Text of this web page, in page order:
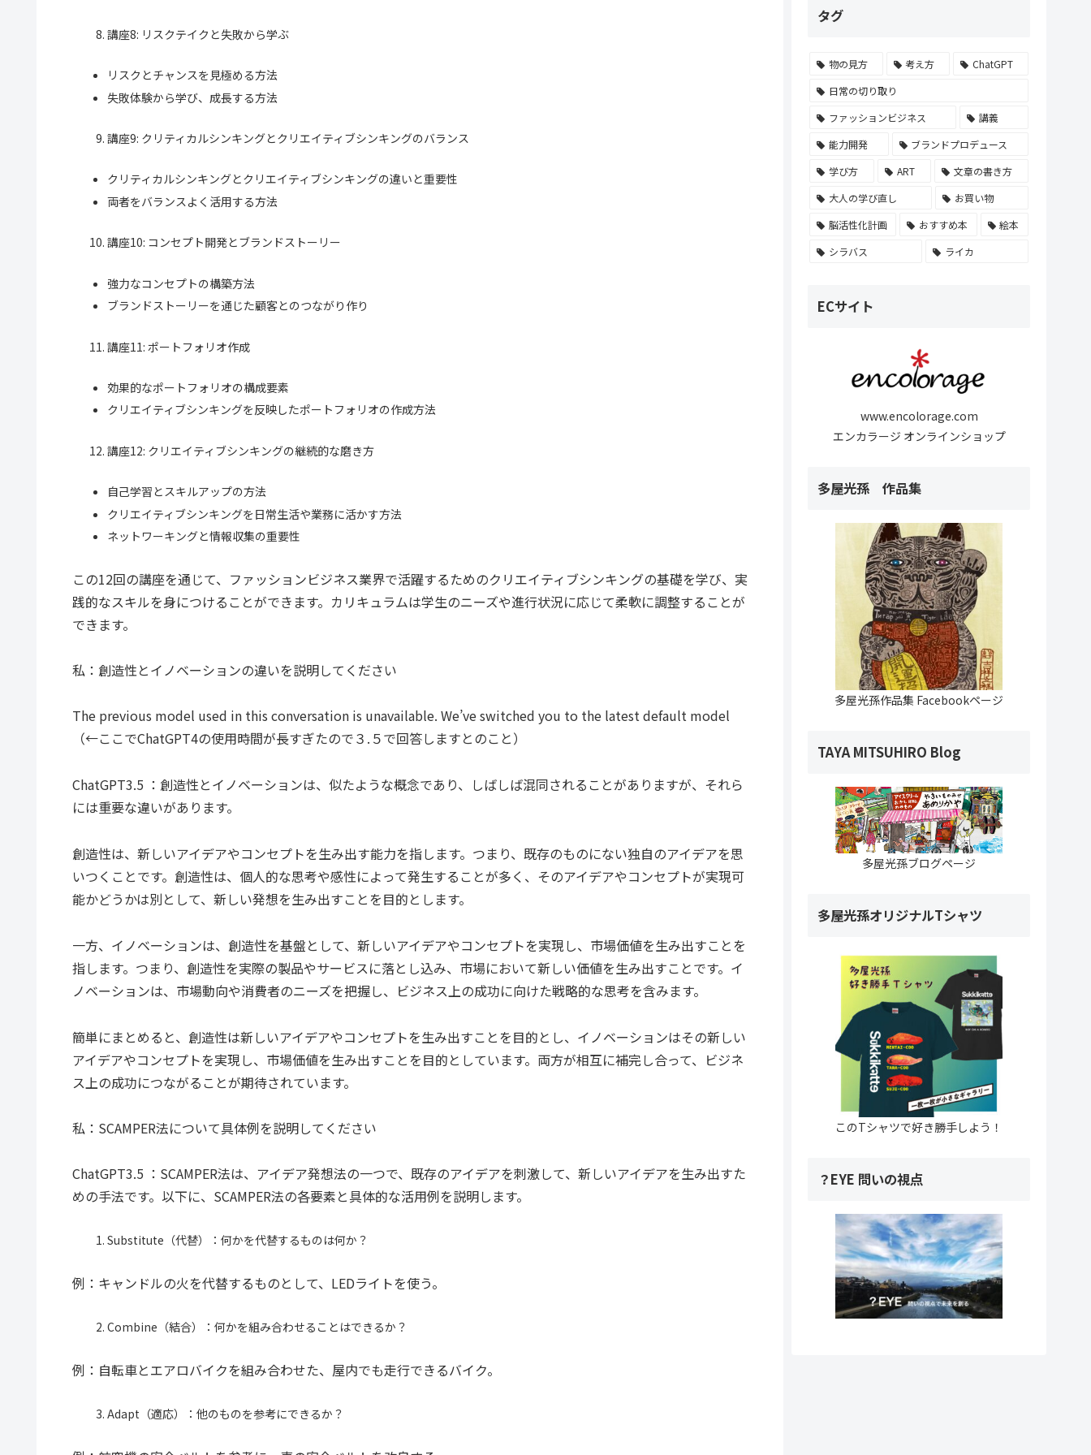
講座8: リスクテイクと失敗から学ぶ
リスクとチャンスを見極める方法
失敗体験から学び、成長する方法
講座9: クリティカルシンキングとクリエイティブシンキングのバランス
クリティカルシンキングとクリエイティブシンキングの違いと重要性
両者をバランスよく活用する方法
講座10: コンセプト開発とブランドストーリー
強力なコンセプトの構築方法
ブランドストーリーを通じた顧客とのつながり作り
講座11: ポートフォリオ作成
効果的なポートフォリオの構成要素
クリエイティブシンキングを反映したポートフォリオの作成方法
講座12: クリエイティブシンキングの継続的な磨き方
自己学習とスキルアップの方法
クリエイティブシンキングを日常生活や業務に活かす方法
ネットワーキングと情報収集の重要性
この12回の講座を通じて、ファッションビジネス業界で活躍するためのクリエイティブシンキングの基礎を学び、実
践的なスキルを身につけることができます。カリキュラムは学生のニーズや進行状況に応じて柔軟に調整することが
できます。
私：創造性とイノベーションの違いを説明してください
The previous model used in this conversation is unavailable. We’ve switched you to the latest default model
（←ここでChatGPT4の使用時間が長すぎたので３.５で回答しますとのこと）
ChatGPT3.5 ：創造性とイノベーションは、似たような概念であり、しばしば混同されることがありますが、それら
には重要な違いがあります。
創造性は、新しいアイデアやコンセプトを生み出す能力を指します。つまり、既存のものにない独自のアイデアを思
いつくことです。創造性は、個人的な思考や感性によって発生することが多く、そのアイデアやコンセプトが実現可
能かどうかは別として、新しい発想を生み出すことを目的とします。
一方、イノベーションは、創造性を基盤として、新しいアイデアやコンセプトを実現し、市場価値を生み出すことを
指します。つまり、創造性を実際の製品やサービスに落とし込み、市場において新しい価値を生み出すことです。イ
ノベーションは、市場動向や消費者のニーズを把握し、ビジネス上の成功に向けた戦略的な思考を含みます。
簡単にまとめると、創造性は新しいアイデアやコンセプトを生み出すことを目的とし、イノベーションはその新しい
アイデアやコンセプトを実現し、市場価値を生み出すことを目的としています。両方が相互に補完し合って、ビジネ
ス上の成功につながることが期待されています。
私：SCAMPER法について具体例を説明してください
ChatGPT3.5 ：SCAMPER法は、アイデア発想法の一つで、既存のアイデアを刺激して、新しいアイデアを生み出すた
めの手法です。以下に、SCAMPER法の各要素と具体的な活用例を説明します。
Substitute（代替）：何かを代替するものは何か？
例：キャンドルの火を代替するものとして、LEDライトを使う。
Combine（結合）：何かを組み合わせることはできるか？
例：自転車とエアロバイクを組み合わせた、屋内でも走行できるバイク。
Adapt（適応）：他のものを参考にできるか？
タグ
物の見方 考え方
ChatGPT
日常の切り取り
ファッションビジネス
講義
能力開発
ブランドプロデュース
学び方
ART
文章の書き方
大人の学び直し
お買い物
脳活性化計画
おすすめ本
絵本
シラバス
ライカ
ECサイト
www.encolorage.com
エンカラージ オンラインショップ
多屋光孫 作品集
多屋光孫作品集 Facebookページ
TAYA MITSUHIRO Blog
多屋光孫ブログページ
多屋光孫オリジナルTシャツ
このTシャツで好き勝手しよう！
？EYE 問いの視点